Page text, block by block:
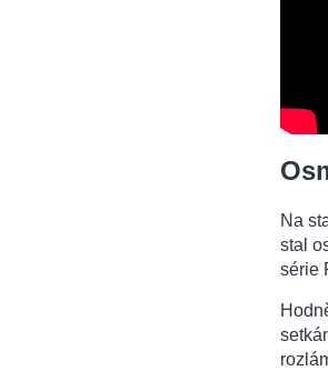
Na
stal
série